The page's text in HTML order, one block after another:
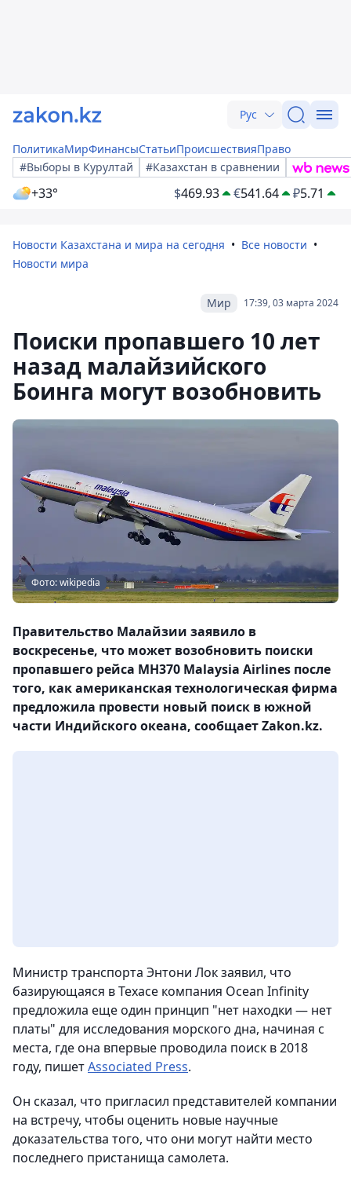
Рус
ПолитикаМирФинансыСтатьиПроисшествияПраво
#Выборы в Курултай
#Казахстан в сравнении
+33° $469.93 €541.64 ₽5.71
Новости Казахстана и мира на сегодня
Все новости
Новости мира
17:39, 03 марта 2024
Мир
Поиски пропавшего 10 лет
назад малайзийского
Боинга могут возобновить
Фото: wikipedia
Правительство Малайзии заявило в
воскресенье, что может возобновить поиски
пропавшего рейса MH370 Malaysia Airlines после
того, как американская технологическая фирма
предложила провести новый поиск в южной
части Индийского океана, сообщает Zakon.kz.
Министр транспорта Энтони Лок заявил, что
базирующаяся в Техасе компания Ocean Infinity
предложила еще один принцип "нет находки — нет
платы" для исследования морского дна, начиная с
места, где она впервые проводила поиск в 2018
году, пишетAssociated Press.
Он сказал, что пригласил представителей компании
на встречу, чтобы оценить новые научные
доказательства того, что они могут найти место
последнего пристанища самолета.